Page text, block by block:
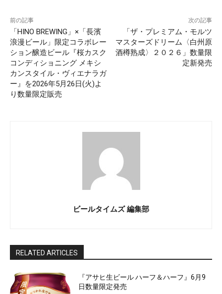
前の記事
「HINO BREWING」×「長濱
浪漫ビール」限定コラボレー
ション醸造ビール『桜カスク
コンディショニング メキシ
カンスタイル・ヴィエナラガ
ー』を2026年5月26日(火)よ
り数量限定販売
次の記事
「ザ・プレミアム・モルツ
マスターズドリーム〈白州原
酒樽熟成〉２０２６」数量限
定新発売
ビールタイムズ 編集部
RELATED ARTICLES
『アサヒ生ビール ハーフ＆ハーフ』6月9
日数量限定発売